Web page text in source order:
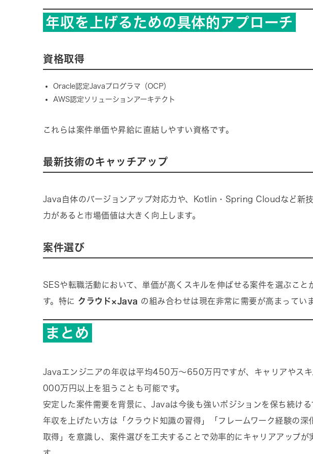
年収を上げるための具体的アプローチ
資格取得
Oracle認定Javaプログラマ（OCP）
AWS認定ソリューションアーキテクト
これらは案件単価や昇給に直結しやすい資格です。
最新技術のキャッチアップ
Java自体のバージョンアップ対応力や、Kotlin・Spring Cloudなど新
力があると市場価値は大きく向上します。
案件選び
SESや転職活動において、単価が高くスキルを伸ばせる案件を選ぶこと
す。特に クラウド×Java の組み合わせは現在非常に需要が高まっていま
まとめ
Javaエンジニアの年収は平均450万〜650万円ですが、キャリアやス
000万円以上を狙うことも可能です。
安定した案件需要を背景に、Javaは今後も強いポジションを保ち続ける
年収を上げたい方は「クラウド知識の習得」「フレームワーク経験の深
取得」を意識し、案件選びを工夫することで効率的にキャリアアップが